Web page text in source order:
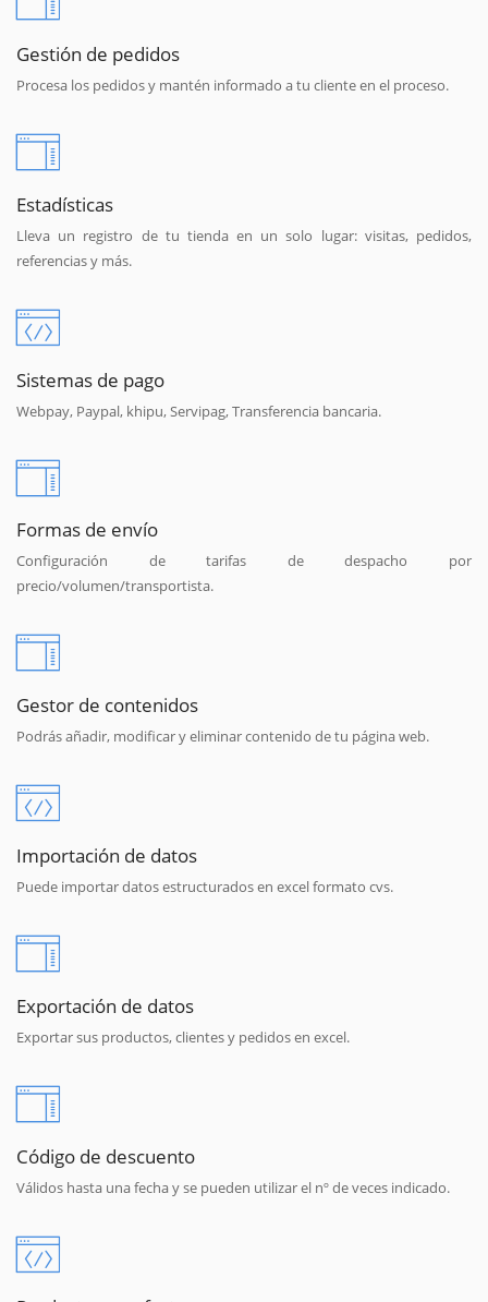
Gestión de pedidos
Procesa los pedidos y mantén informado a tu cliente en el proceso.
Estadísticas
Lleva un registro de tu tienda en un solo lugar: visitas, pedidos,
referencias y más.
Sistemas de pago
Webpay, Paypal, khipu, Servipag, Transferencia bancaria.
Formas de envío
Configuración de tarifas de despacho por
precio/volumen/transportista.
Gestor de contenidos
Podrás añadir, modificar y eliminar contenido de tu página web.
Importación de datos
Puede importar datos estructurados en excel formato cvs.
Exportación de datos
Exportar sus productos, clientes y pedidos en excel.
Código de descuento
Válidos hasta una fecha y se pueden utilizar el nº de veces indicado.